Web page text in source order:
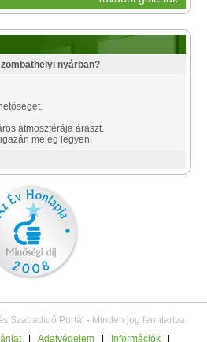
nyárban?
atmoszférája áraszt.
meleg legyen.
Szabadidő Portál - Minden jog fenntartva
Adatvédelem Információk